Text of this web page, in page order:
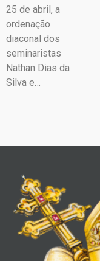
25 de abril, a
ordenação
diaconal dos
seminaristas
Nathan Dias da
Silva e…